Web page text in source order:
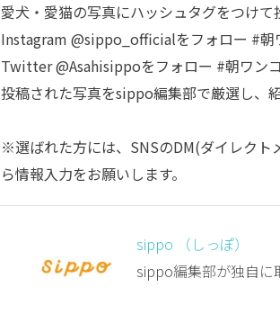
愛犬・愛猫の写真にハッシュタグをつけて
Instagram @sippo_officialをフォロー #朝
Twitter@Asahisippoをフォロー #朝ワン
投稿された写真をsippo編集部で厳選し、
※選ばれた方には、SNSのDM(ダイレクト
ら情報入力をお願いします。
sippo （しっぽ）
sippo編集部が独自に